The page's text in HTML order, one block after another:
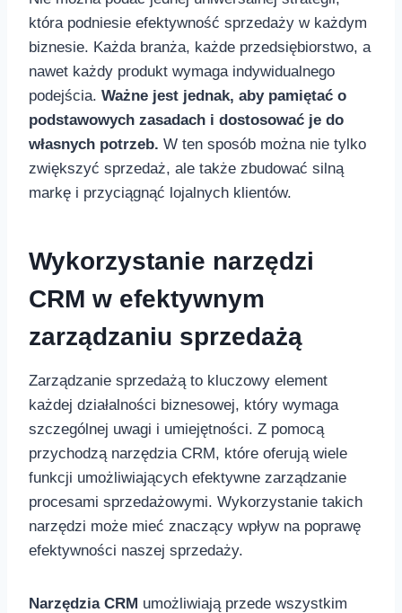
która podniesie efektywność sprzedaży w każdym
biznesie. Każda‌ branża, każde przedsiębiorstwo, a
⁢nawet każdy produkt wymaga indywidualnego
podejścia. ⁤Ważne jest jednak, aby pamiętać o
podstawowych ‌zasadach i dostosować je ‌do
własnych potrzeb. W ten sposób można ⁢nie tylko
zwiększyć sprzedaż, ale także zbudować silną
markę ⁢i przyciągnąć lojalnych klientów.
Wykorzystanie narzędzi
CRM w ‍efektywnym
zarządzaniu sprzedażą
Zarządzanie sprzedażą to kluczowy element
każdej⁣ działalności biznesowej, który wymaga
szczególnej uwagi i umiejętności. Z pomocą
przychodzą narzędzia CRM, które oferują wiele
funkcji umożliwiających efektywne zarządzanie
procesami sprzedażowymi. Wykorzystanie takich
narzędzi może mieć znaczący wpływ na ‍poprawę
efektywności naszej sprzedaży.
Narzędzia ⁤CRM umożliwiają przede wszystkim